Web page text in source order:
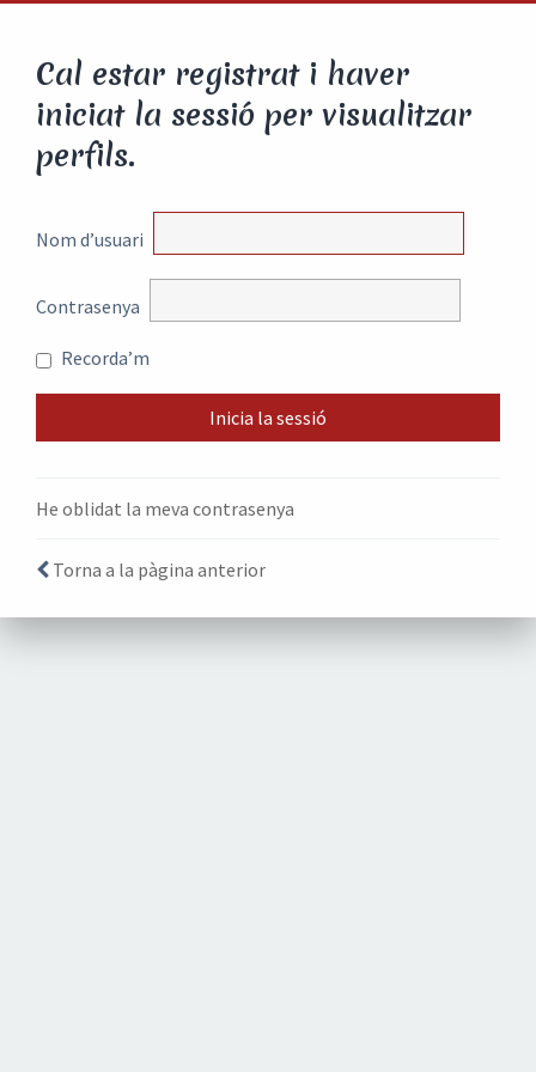
Cal estar registrat i haver
iniciat la sessió per visualitzar
perfils.
Nom d’usuari
Contrasenya
Recorda’m
He oblidat la meva contrasenya
Torna a la pàgina anterior